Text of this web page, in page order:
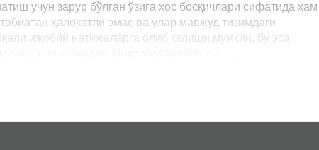
учун зарур бўлган ўзига хос босқичлари сифатида ҳам
ҳалокатли эмас ва улар мавжуд тизимдаги
ижобий натижаларга олиб келиши мумкин, бу эса